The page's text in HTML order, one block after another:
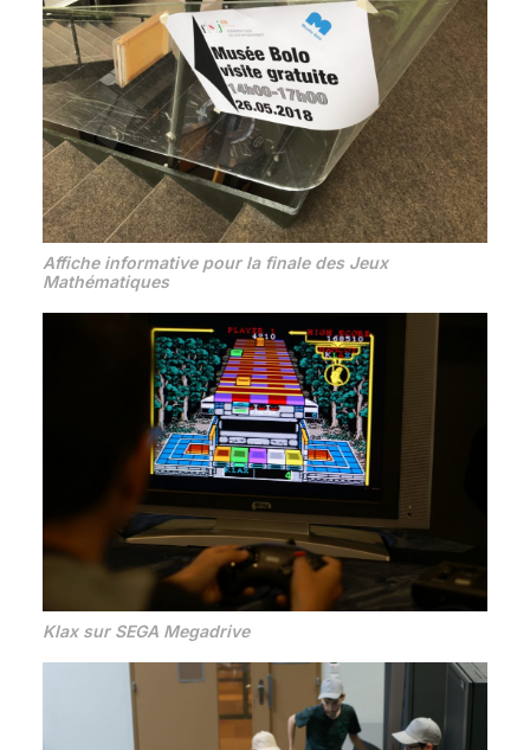
Affiche informative pour la finale des Jeux
Mathématiques
Klaxsur SEGA Megadrive